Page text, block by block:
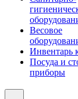
Весовое
Инвентарь
Посуда и
приборы